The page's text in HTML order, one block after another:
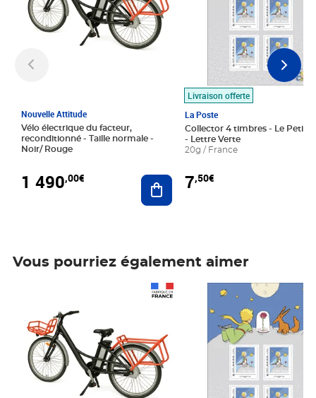
Nouvelle Attitude
Vélo électrique du facteur,
reconditionné - Taille normale -
Noir/ Rouge
1 490,00€ Ajouter au panier
Livraison offerte
La Poste
Collector 4 timbres - Le Petit
- Lettre Verte
20g / France
7,50€
Vous pourriez également aimer
Prix 7,50€